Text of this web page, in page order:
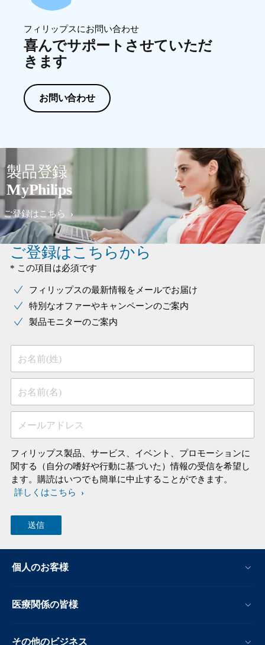
フィリップスにお問い合わせ
喜んでサポートさせていただ
きます
お問い合わせ
製品登録
MyPhilips
ご登録はこちら
ご登録はこちらから
* この項目は必須です
フィリップスの最新情報をメールでお届け
特別なオファーやキャンペーンのご案内
製品モニターのご案内
お名前(姓)
お名前(名)
メールアドレス
フィリップス製品、サービス、イベント、プロモーションに
関する（自分の嗜好や行動に基づいた）情報の受信を希望し
ます。購読はいつでも簡単に中止することができます。
詳しくはこちら
個人のお客様
医療関係の皆様
その他のビジネス